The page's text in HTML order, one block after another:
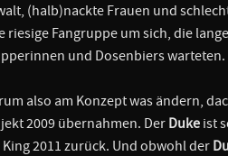
(halb)nackte Frauen und
riesige Fangruppe um sich, die
und Dosenbiers warteten.
also am Konzept was ändern,
2009 übernahmen. Der Duke ist
2011 zurück. Und obwohl der